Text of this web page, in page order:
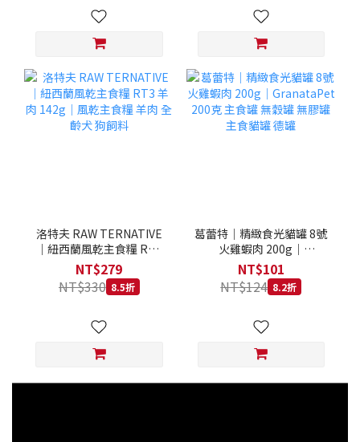
洛特夫 RAW TERNATIVE
｜紐西蘭風乾主食糧 RT3
羊肉 142g｜風乾主食糧 羊
肉 全齡犬 狗飼料
NT$279
NT$330 8.5折
葛蕾特｜精緻食光貓罐 8號
火雞蝦肉 200g｜
GranataPet 200克 主食罐
無穀罐 無膠罐 主食貓罐 德
罐
NT$101
NT$124 8.2折